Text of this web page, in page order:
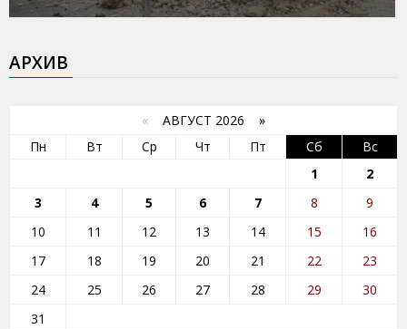
АРХИВ
« АВГУСТ 2026 »
Пн
Вт Ср Чт Пт Сб
Вс
1
2
3
4 5 6 7 8
9
10
11 12 13 14 15
16
17
18 19 20 21 22
23
24
25 26 27 28 29
30
31